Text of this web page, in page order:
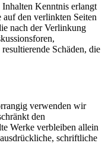
Kenntnis erlangt
den verlinkten Seiten
nach der Verlinkung
Schäden, die
verwenden wir
den
Werke verbleiben allein
schriftliche